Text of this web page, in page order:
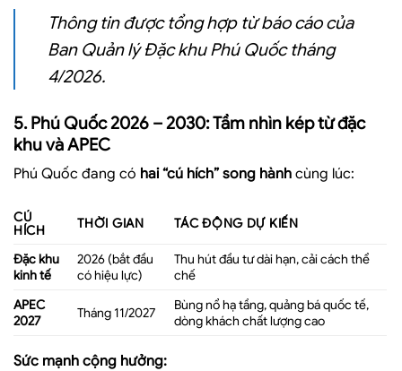
Thông tin được tổng hợp từ báo cáo của
Ban Quản lý Đặc khu Phú Quốc tháng
4/2026.
5. Phú Quốc 2026 – 2030: Tầm nhìn kép từ đặc
khu và APEC
Phú Quốc đang có hai “cú hích” song hành cùng lúc:
CÚ
HÍCH
THỜI GIAN TÁC ĐỘNG DỰ KIẾN
Đặc khu
kinh tế
2026 (bắt đầu
có hiệu lực)
Thu hút đầu tư dài hạn, cải cách thể
chế
APEC
2027
Tháng 11/2027
Bùng nổ hạ tầng, quảng bá quốc tế,
dòng khách chất lượng cao
Sức mạnh cộng hưởng: